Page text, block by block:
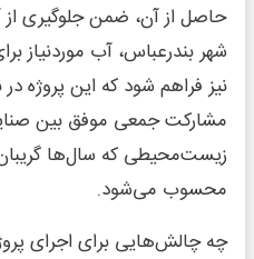
حاصل از آن، ضمن جلوگیری
شهر بندرعباس، آب موردنیاز
نیز فراهم شود که این پروژه
مشارکت جمعی موفق بین
زیست‌‌محیطی که سال‌ها
محسوب می‌شود.
چه چالش‌‌هایی برای اجرای